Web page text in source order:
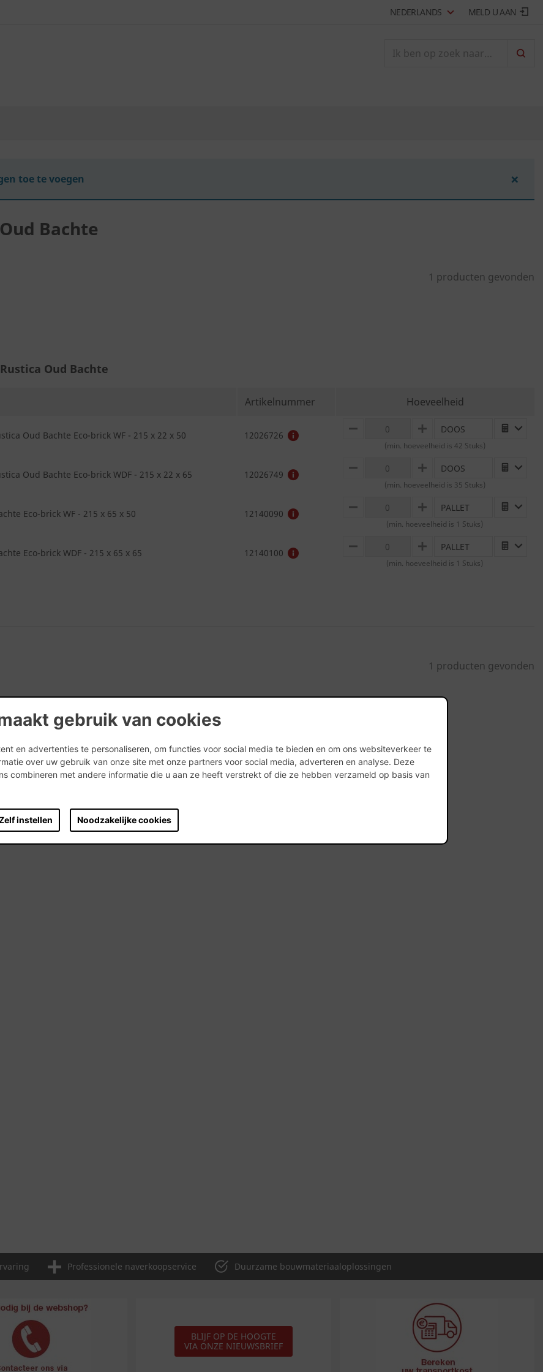
gebruik van cookies
en advertenties te personaliseren, om functies voor social media te bieden en om ons websiteverkeer te
over uw gebruik van onze site met onze partners voor social media, adverteren en analyse. Deze
combineren met andere informatie die u aan ze heeft verstrekt of die ze hebben verzameld op basis van
instellen Noodzakelijke cookies
NEDERLANDS MELD U AAN
toe te voegen ×
Bachte
1 producten gevonden
Rustica Oud Bachte
Artikelnummer Hoeveelheid
Oud Bachte Eco-brick WF - 215 x 22 x 50 12026726 MINUS PLUSDOOS
(min. hoeveelheid is 42 Stuks)
Oud Bachte Eco-brick WDF - 215 x 22 x 65 12026749 MINUS PLUSDOOS
(min. hoeveelheid is 35 Stuks)
Eco-brick WF - 215 x 65 x 50 12140090 MINUS PLUSPALLET
(min. hoeveelheid is 1 Stuks)
Eco-brick WDF - 215 x 65 x 65 12140100 MINUS PLUSPALLET
(min. hoeveelheid is 1 Stuks)
1 producten gevonden
Professionele naverkoopservice Duurzame bouwmateriaaloplossingen
BLIJF OP DE HOOGTE
VIA ONZE NIEUWSBRIEF